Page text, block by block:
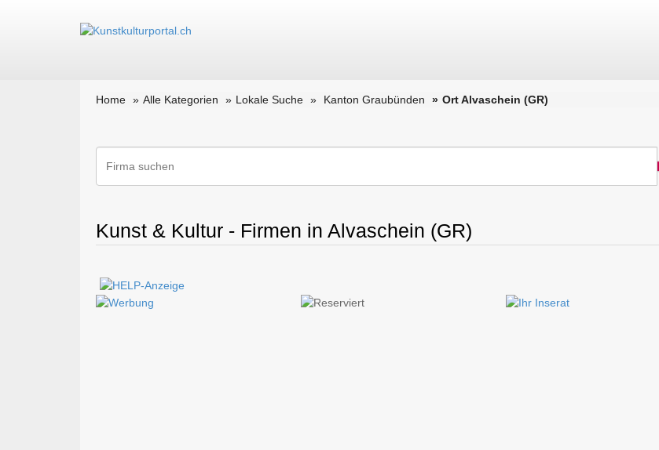
Home Alle Kategorien Lokale Suche Kanton Graubünden Ort Alvaschein (GR)
Kunst & Kultur - Firmen in Alvaschein (GR)